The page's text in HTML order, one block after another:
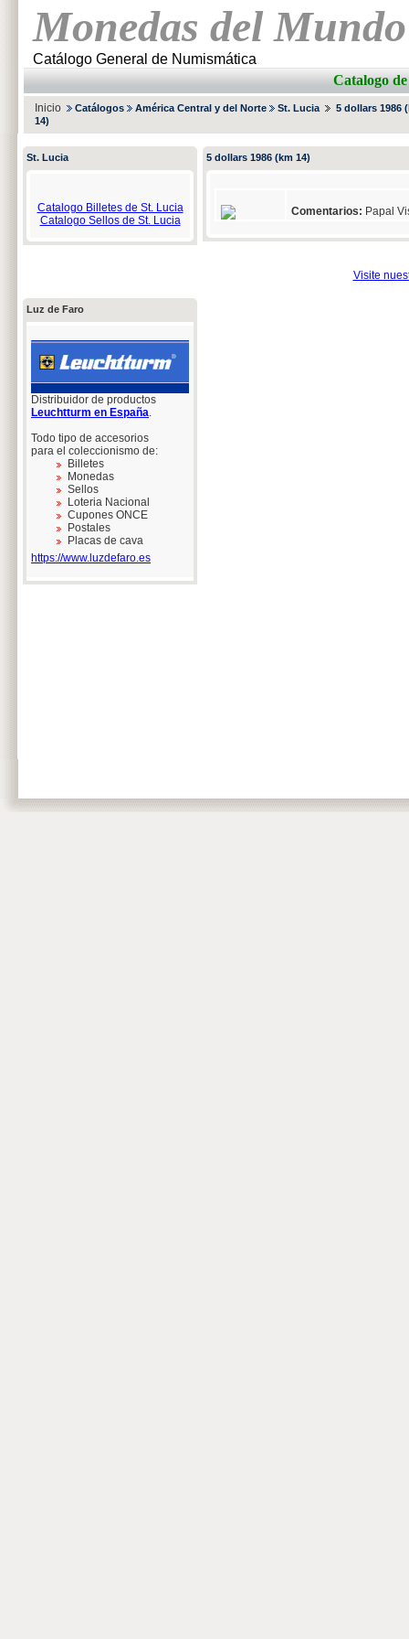
Monedas del Mundo
Catálogo General de Numismática
Catalogo
Inicio Catálogos América Central y del Norte St. Lucia
5 dollars 1986
14)
St. Lucia
Catalogo Billetes de St. Lucia
Catalogo Sellos de St. Lucia
Luz de Faro
Distribuidor de productos
Leuchtturm en España.
Todo tipo de accesorios
para el coleccionismo de:
Billetes
Monedas
Sellos
Loteria Nacional
Cupones ONCE
Postales
Placas de cava
https://www.luzdefaro.es
5 dollars 1986 (km 14)
Comentarios: Papal
Visite